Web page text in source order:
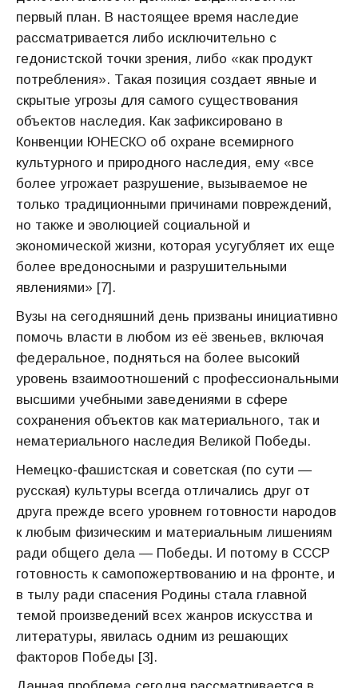
первый план. В настоящее время наследие
рассматривается либо исключительно с
гедонистской точки зрения, либо «как продукт
потребления». Такая позиция создает явные и
скрытые угрозы для самого существования
объектов наследия. Как зафиксировано в
Конвенции ЮНЕСКО об охране всемирного
культурного и природного наследия, ему «все
более угрожает разрушение, вызываемое не
только традиционными причинами повреждений,
но также и эволюцией социальной и
экономической жизни, которая усугубляет их еще
более вредоносными и разрушительными
явлениями» [7].
Вузы на сегодняшний день призваны инициативно
помочь власти в любом из её звеньев, включая
федеральное, подняться на более высокий
уровень взаимоотношений с профессиональными
высшими учебными заведениями в сфере
сохранения объектов как материального, так и
нематериального наследия Великой Победы.
Немецко-фашистская и советская (по сути —
русская) культуры всегда отличались друг от
друга прежде всего уровнем готовности народов
к любым физическим и материальным лишениям
ради общего дела — Победы. И потому в СССР
готовность к самопожертвованию и на фронте, и
в тылу ради спасения Родины стала главной
темой произведений всех жанров искусства и
литературы, явилась одним из решающих
факторов Победы [3].